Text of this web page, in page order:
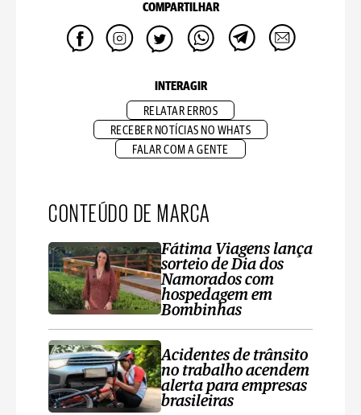
COMPARTILHAR
INTERAGIR
RELATAR ERROS
RECEBER NOTÍCIAS NO WHATS
FALAR COM A GENTE
CONTEÚDO DE MARCA
Fátima Viagens lança
sorteio de Dia dos
Namorados com
hospedagem em
Bombinhas
Acidentes de trânsito
no trabalho acendem
alerta para empresas
brasileiras